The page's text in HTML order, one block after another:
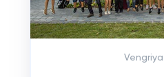
Vengriya